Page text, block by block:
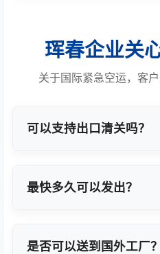
珲春企业关
关于国际紧急空运，客
可以支持出口清关吗？
最快多久可以发出？
是否可以送到国外工厂？